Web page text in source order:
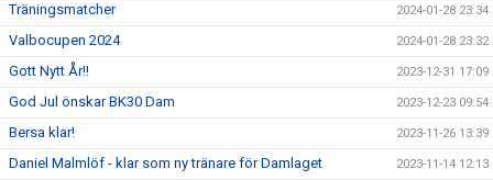
Träningsmatcher 2024-01-28 23:34
Valbocupen 2024 2024-01-28 23:32
Gott Nytt År!! 2023-12-31 17:09
God Jul önskar BK30 Dam 2023-12-23 09:54
Bersa klar! 2023-11-26 13:39
Daniel Malmlöf - klar som ny tränare för Damlaget 2023-11-14 12:13